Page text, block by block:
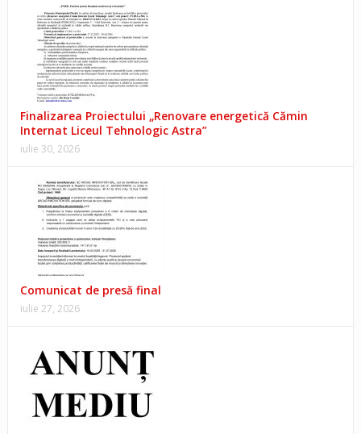
Finalizarea Proiectului „Renovare energetică Cămin
Internat Liceul Tehnologic Astra”
iulie 30, 2026
Comunicat de presă final
iulie 27, 2026